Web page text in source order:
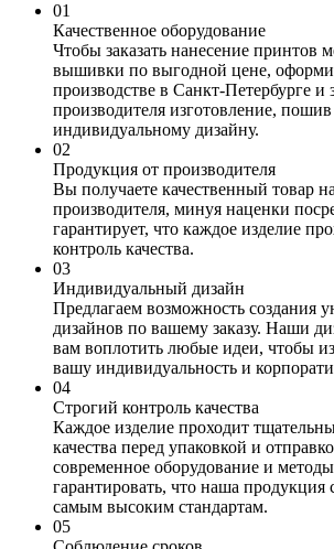
01
Качественное оборудование
Чтобы заказать нанесение принтов
вышивки по выгодной цене,
производстве в Санкт-Петербурге и
производителя изготовление,
индивидуальному дизайну.
02
Продукция от производителя
Вы получаете качественный товар
производителя, минуя наценки
гарантирует, что каждое изделие
контроль качества.
03
Индивидуальный дизайн
Предлагаем возможность создания
дизайнов по вашему заказу. Наши
вам воплотить любые идеи, чтобы
вашу индивидуальность и
04
Строгий контроль качества
Каждое изделие проходит
качества перед упаковкой и
современное оборудование и
гарантировать, что наша продукция
самым высоким стандартам.
05